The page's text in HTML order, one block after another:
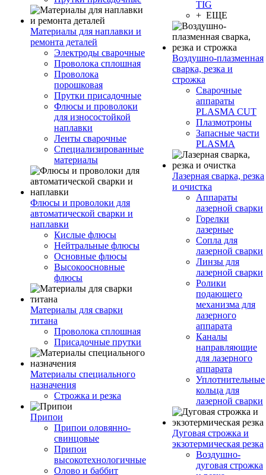
Материалы для наплавки и
ремонта деталей
Электроды сварочные
Проволока сплошная
Проволока
порошковая
Прутки присадочные
Флюсы и проволоки
для износостойкой
наплавки
Ленты сварочные
Специализированные
материалы
Флюсы и проволоки для
автоматической сварки и
наплавки
Кислые флюсы
Нейтральные флюсы
Основные флюсы
Высокоосновные
флюсы
Материалы для сварки
титана
Проволока сплошная
Присадочные прутки
Материалы специального
назначения
Строжка и резка
Припои
Припои оловянно-
свинцовые
Припои
высокотехнологичные
Олово и баббит
TIG
+ ЕЩЕ
Воздушно-плазменная
сварка, резка и
строжка
Сварочные
аппараты
PLASMA CUT
Плазмотроны
Запасные части
PLASMA
Лазерная сварка, резка
и очистка
Аппараты
лазерной сварки
Горелки
лазерные
Сопла для
лазерной сварки
Линзы для
лазерной сварки
Ролики
подающего
механизма для
лазерного
аппарата
Каналы
направляющие
для лазерного
аппарата
Уплотнительные
кольца для
лазерной сварки
Дуговая строжка и
экзотермическая резка
Воздушно-
дуговая строжка